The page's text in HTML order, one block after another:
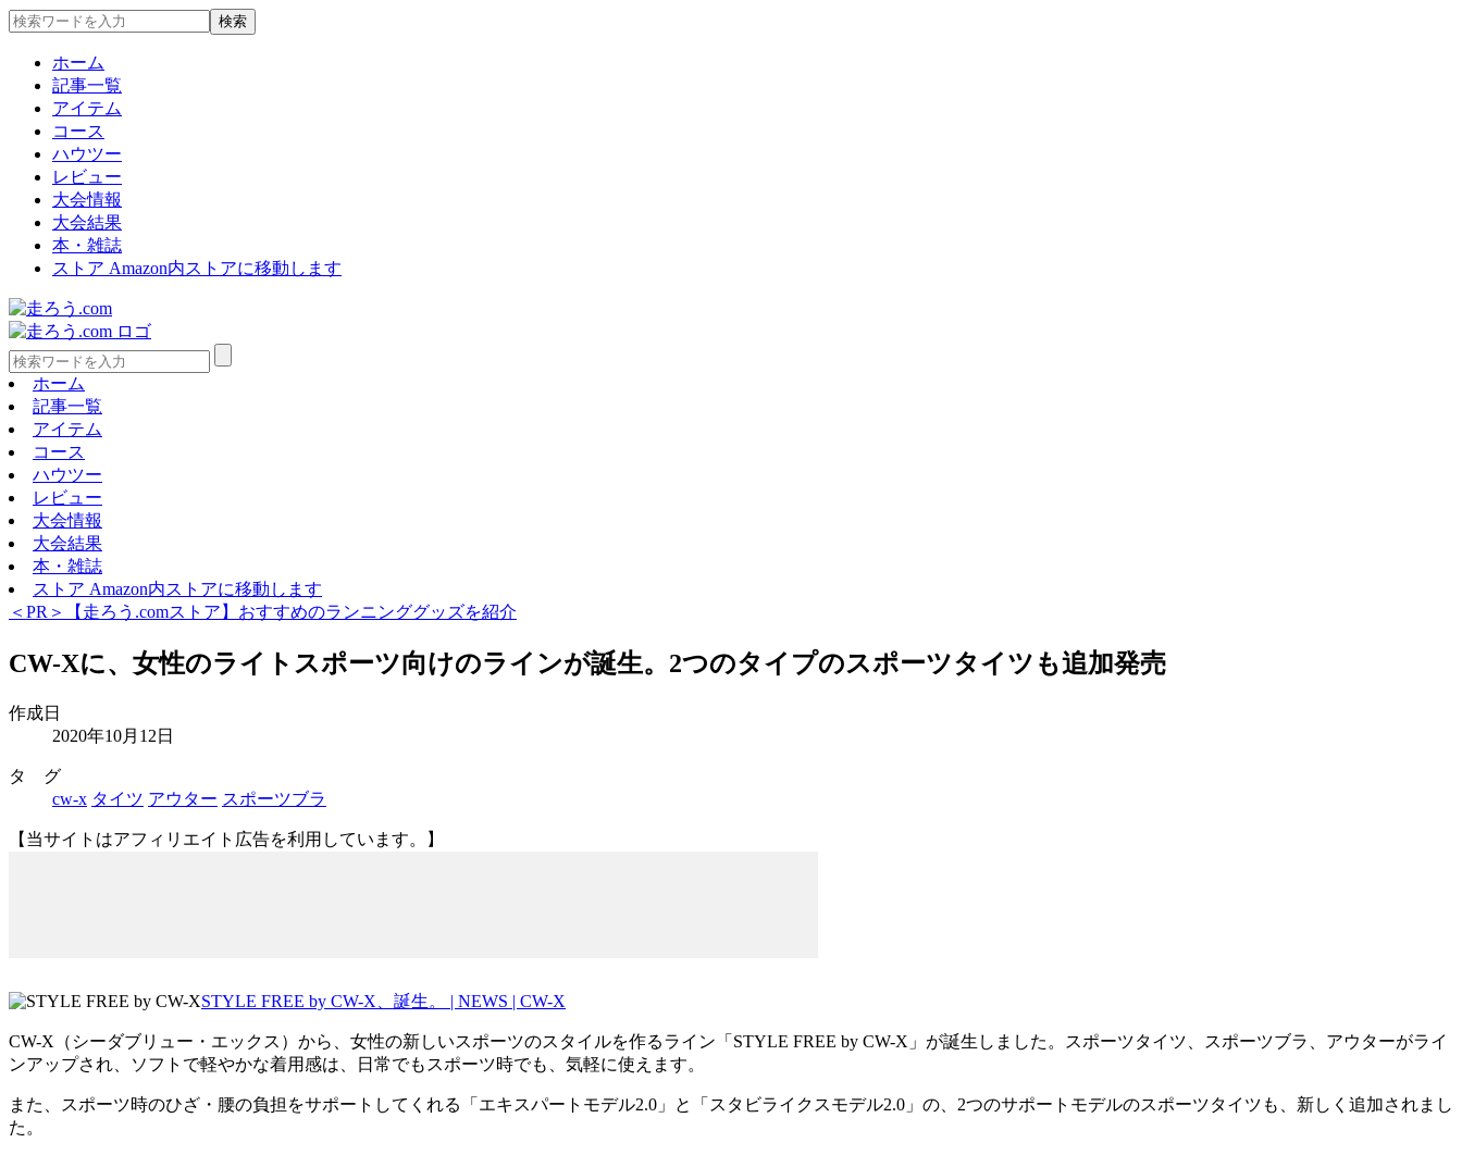
ホーム
記事一覧
アイテム
コース
ハウツー
レビュー
大会情報
大会結果
本・雑誌
ストア Amazon内ストアに移動します
ホーム
記事一覧
アイテム
コース
ハウツー
レビュー
大会情報
大会結果
本・雑誌
ストア Amazon内ストアに移動します
＜PR＞【走ろう.comストア】おすすめのランニンググッズを紹介
CW-Xに、女性のライトスポーツ向けのラインが誕生。2つのタイプのスポーツタイツも追加発売
作成日
2020年10月12日
タ グ
cw-x タイツ アウター スポーツブラ
【当サイトはアフィリエイト広告を利用しています。】
STYLE FREE by CW-X、誕生。 | NEWS | CW-X
CW-X（シーダブリュー・エックス）から、女性の新しいスポーツのスタイルを作るライン「STYLE FREE by CW-X」が誕生しました。スポーツタイツ、スポーツブラ、アウターがライ
ンアップされ、ソフトで軽やかな着用感は、日常でもスポーツ時でも、気軽に使えます。
また、スポーツ時のひざ・腰の負担をサポートしてくれる「エキスパートモデル2.0」と「スタビライクスモデル2.0」の、2つのサポートモデルのスポーツタイツも、新しく追加されまし
た。